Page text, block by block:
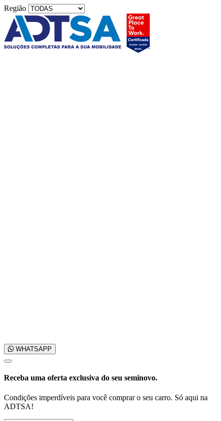
Região
WHATSAPP
Receba uma oferta exclusiva do seu seminovo.
Condições imperdíveis para você comprar o seu carro. Só aqui na
ADTSA!